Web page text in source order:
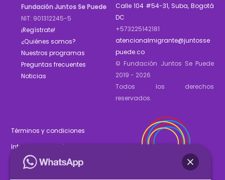
Fundación Juntos Se Puede
NIT: 901312245-5
¡Regístrate!
¿Quiénes somos?
Nuestros programas
Preguntas frecuentes
Noticias
Calle 104 #54-31, Suba, Bogotá
DC
+573225142181
atencionalmigrante@juntosse
puede.co
© Fundación Juntos Se Puede
2019 - 2026
Todos los derechos
reservados.
Términos y condiciones
Informe de gestión 2025
Estados financieros 2025